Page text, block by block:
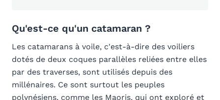
Qu'est-ce qu'un catamaran ?
Les catamarans à voile, c'est-à-dire des voiliers
dotés de deux coques parallèles reliées entre elles
par des traverses, sont utilisés depuis des
millénaires. Ce sont surtout les peuples
polynésiens, comme les Maoris, qui ont exploré et